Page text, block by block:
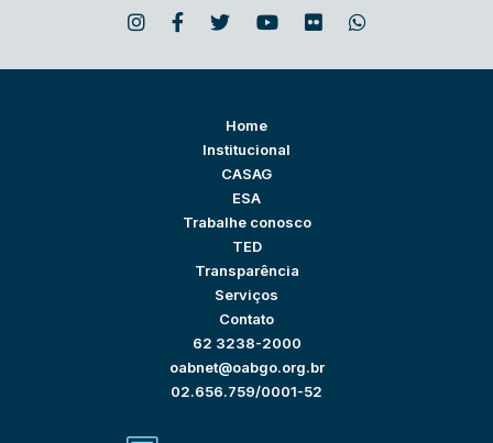
Home
Institucional
CASAG
ESA
Trabalhe conosco
TED
Transparência
Serviços
Contato
62 3238-2000
oabnet@oabgo.org.br
02.656.759/0001-52